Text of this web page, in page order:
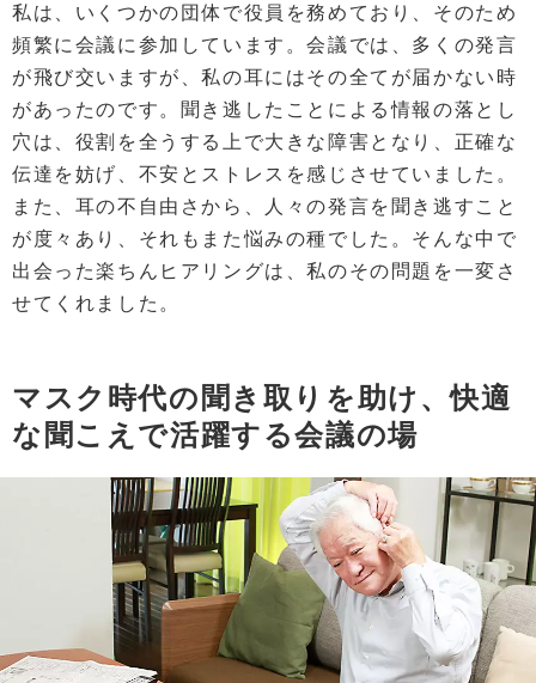
私は、いくつかの団体で役員を務めており、そのため
頻繁に会議に参加しています。会議では、多くの発言
が飛び交いますが、私の耳にはその全てが届かない時
があったのです。聞き逃したことによる情報の落とし
穴は、役割を全うする上で大きな障害となり、正確な
伝達を妨げ、不安とストレスを感じさせていました。
また、耳の不自由さから、人々の発言を聞き逃すこと
が度々あり、それもまた悩みの種でした。そんな中で
出会った楽ちんヒアリングは、私のその問題を一変さ
せてくれました。
マスク時代の聞き取りを助け、快適
な聞こえで活躍する会議の場